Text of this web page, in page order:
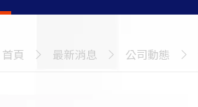
首頁 最新消息 公司動態